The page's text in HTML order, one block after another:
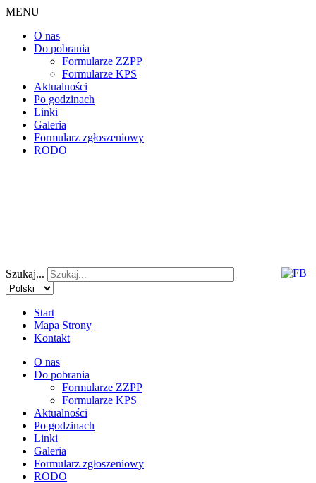
MENU
O nas
Do pobrania
Formularze ZZPP
Formularze KPS
Aktualności
Po godzinach
Linki
Galeria
Formularz zgłoszeniowy
RODO
Szukaj...
Start
Mapa Strony
Kontakt
O nas
Do pobrania
Formularze ZZPP
Formularze KPS
Aktualności
Po godzinach
Linki
Galeria
Formularz zgłoszeniowy
RODO